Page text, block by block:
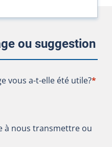
ou suggestion
vous a-t-elle été utile?
vous a-t-elle été utile?*
à nous transmettre ou